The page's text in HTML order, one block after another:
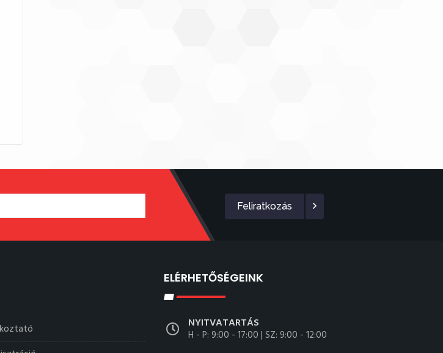
Feliratkozás
ELÉRHETŐSÉGEINK
NYITVATARTÁS
H - P: 9:00 - 17:00 | SZ: 9:00 - 12:00